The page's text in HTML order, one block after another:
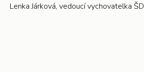
Lenka Járková, vedoucí vychovatelka ŠD